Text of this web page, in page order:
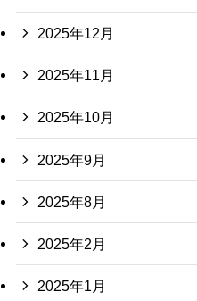
2025年12月
2025年11月
2025年10月
2025年9月
2025年8月
2025年2月
2025年1月